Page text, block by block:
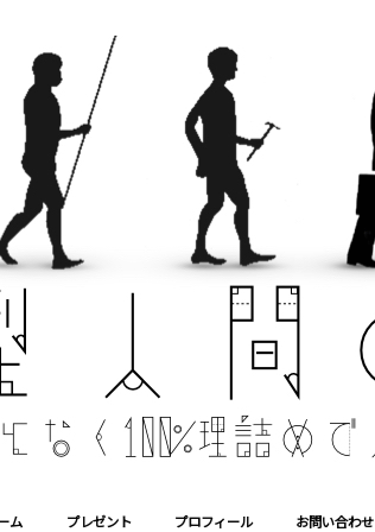
ム プレゼント プロフィール お問い合わせ